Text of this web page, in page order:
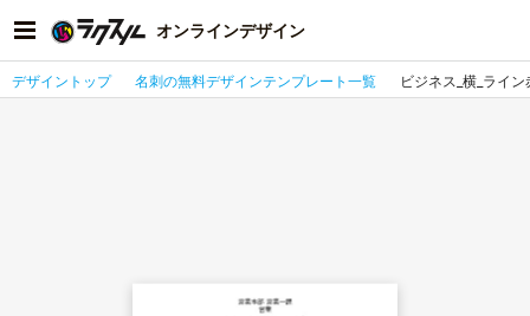
オンラインデザイン
デザイントップ 名刺の無料デザインテンプレート一覧 ビジネス_横_ライン